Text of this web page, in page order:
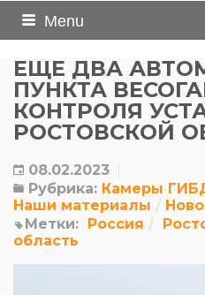
Menu
ЕЩЕ ДВА
ПУНКТА
КОНТРОЛЯ
РОСТОВСКОЙ
08.02.2023
Рубрика: Камеры
Наши материалы
Метки: Россия
область